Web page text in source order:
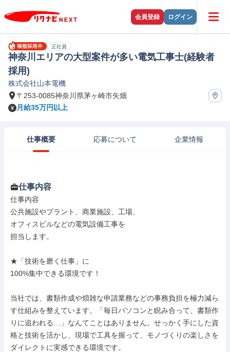
会員登録 ログイン
正社員
神奈川エリアの大型案件が多い電気工事士(経験者
採用)
株式会社山本電機
〒253-0085神奈川県茅ヶ崎市矢畑
月給35万円以上
仕事概要 応募について 企業情報
仕事内容
仕事内容
公共施設やプラント、商業施設、工場、
オフィスビルなどの電気設備工事を
担当します。
★「技術を磨く仕事」に
100%集中できる環境です！
当社では、書類作成や煩雑な申請業務などの事務負担を極力減ら
す仕組みを整えています。「毎日パソコンと睨み合って、書類作
りに追われる…」なんてことはありません。せっかく手にした資
格と技術を活かし、現場で工具を握って、モノづくりの楽しさを
ダイレクトに実感できる環境です。